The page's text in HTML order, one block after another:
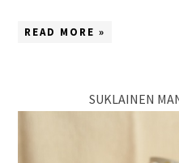
READ MORE »
SUKLAINEN